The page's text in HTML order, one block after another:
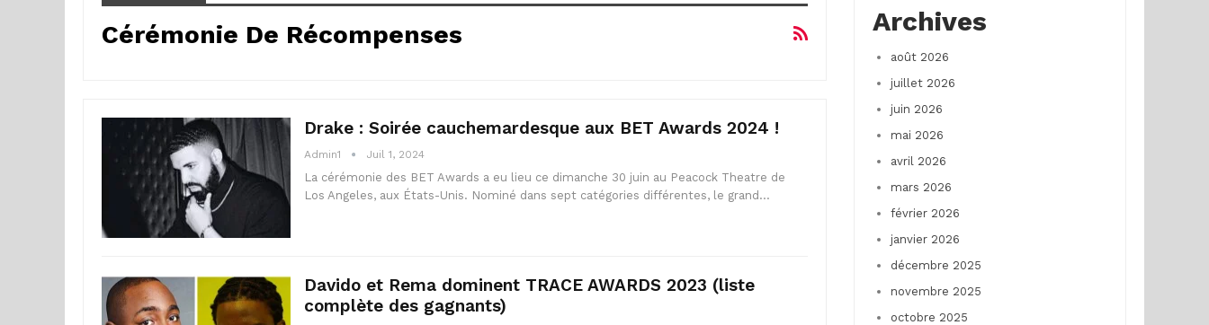
Cérémonie De Récompenses
Drake : Soirée cauchemardesque aux BET Awards 2024 !
Admin1 Juil 1, 2024
La cérémonie des BET Awards a eu lieu ce dimanche 30 juin au Peacock Theatre de
Los Angeles, aux États-Unis. Nominé dans sept catégories différentes, le grand…
Davido et Rema dominent TRACE AWARDS 2023 (liste
complète des gagnants)
Archives
août 2026
juillet 2026
juin 2026
mai 2026
avril 2026
mars 2026
février 2026
janvier 2026
décembre 2025
novembre 2025
octobre 2025